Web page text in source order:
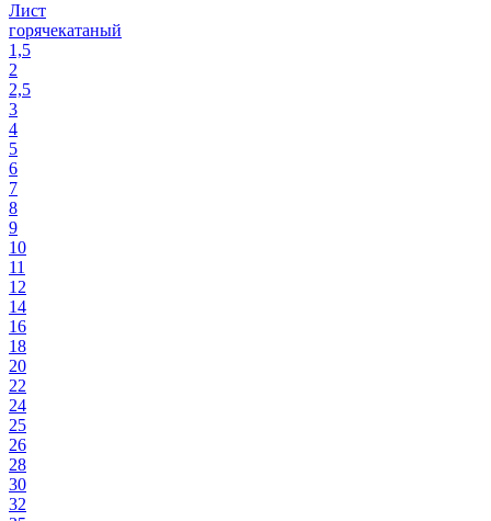
Лист
горячекатаный
1,5
2
2,5
3
4
5
6
7
8
9
10
11
12
14
16
18
20
22
24
25
26
28
30
32